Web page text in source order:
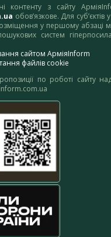
контенту з сайту
обов’язкове. Для
у першому абзаці
систем
сайтом АрміяInform
файлів cookie
по роботі сайту